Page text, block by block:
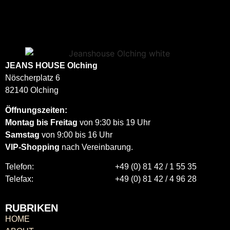
JEANS HOUSE Olching
Nöscherplatz 6
82140 Olching
Öffnungszeiten:
Montag bis Freitag von 9:30 bis 19 Uhr
Samstag von 9:00 bis 16 Uhr
VIP-Shopping nach Vereinbarung.
Telefon:
Telefax:
+49 (0) 81 42 / 1 55 35
+49 (0) 81 42 / 4 96 28
RUBRIKEN
HOME